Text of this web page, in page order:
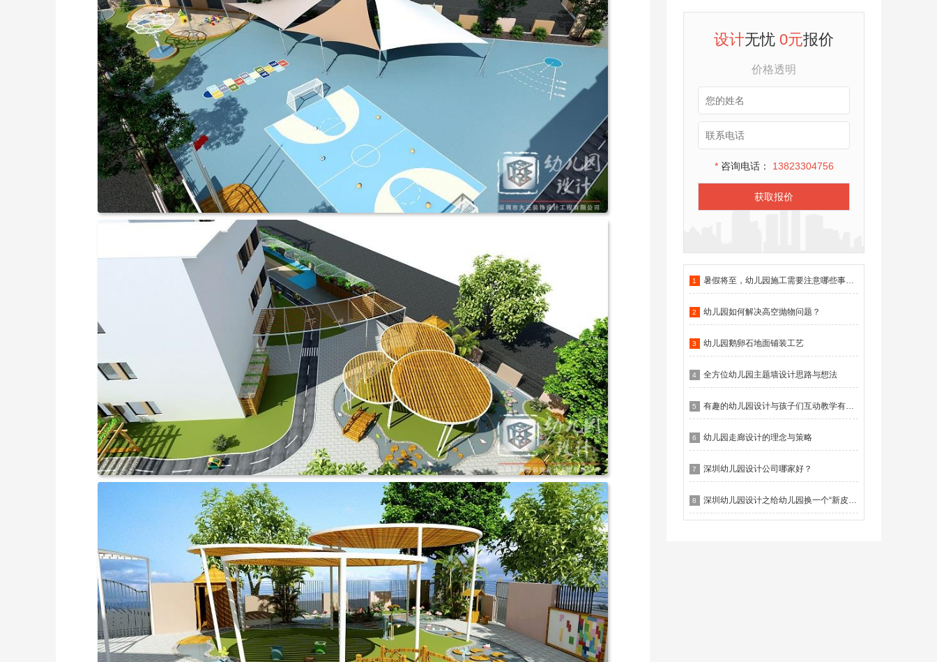
设计无忧0元报价
价格透明
*咨询电话： 13823304756
获取报价
1 暑假将至，幼儿园施工需要注意哪些事项？
2 幼儿园如何解决高空抛物问题？
3 幼儿园鹅卵石地面铺装工艺
4 全方位幼儿园主题墙设计思路与想法
5 有趣的幼儿园设计与孩子们互动教学有什么作用？
6 幼儿园走廊设计的理念与策略
7 深圳幼儿园设计公司哪家好？
8 深圳幼儿园设计之给幼儿园换一个“新皮肤”